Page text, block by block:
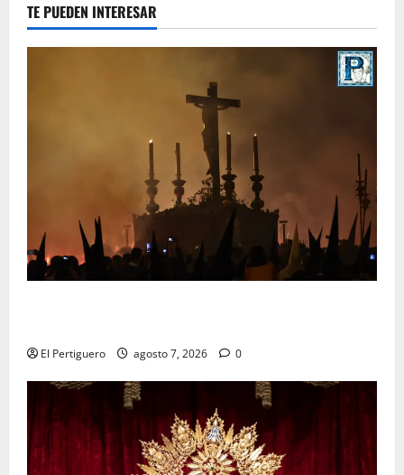
TE PUEDEN INTERESAR
El Pertiguero agosto 7, 2026 0